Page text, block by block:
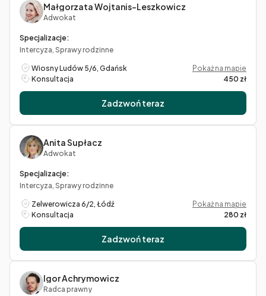
Małgorzata Wojtanis-Leszkowicz
Adwokat
Specjalizacje:
Intercyza, Sprawy rodzinne
Wiosny Ludów 5/6, Gdańsk
Pokaż na mapie
Konsultacja
450 zł
Zadzwoń teraz
Anita Supłacz
Adwokat
Specjalizacje:
Intercyza, Sprawy rodzinne
Zelwerowicza 6/2, Łódź
Pokaż na mapie
Konsultacja
280 zł
Zadzwoń teraz
Igor Achrymowicz
Radca prawny